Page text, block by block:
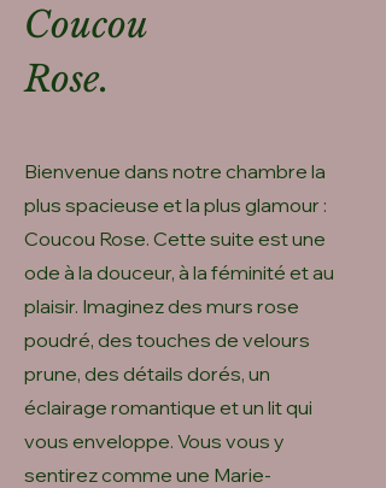
Coucou
Rose.
Bienvenue dans notre chambre la
plus spacieuse et la plus glamour :
Coucou Rose. Cette suite est une
ode à la douceur, à la féminité et au
plaisir. Imaginez des murs rose
poudré, des touches de velours
prune, des détails dorés, un
éclairage romantique et un lit qui
vous enveloppe. Vous vous y
sentirez comme une Marie-